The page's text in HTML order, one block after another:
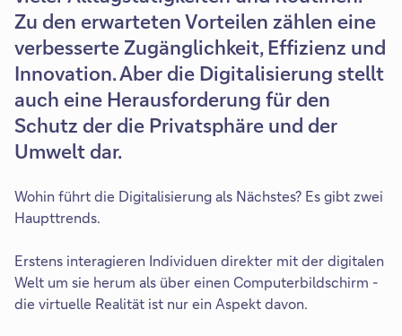
Zu den erwarteten Vorteilen zählen eine
verbesserte Zugänglichkeit, Effizienz und
Innovation. Aber die Digitalisierung stellt
auch eine Herausforderung für den
Schutz der die Privatsphäre und der
Umwelt dar.
Wohin führt die Digitalisierung als Nächstes? Es gibt zwei
Haupttrends.
Erstens interagieren Individuen direkter mit der digitalen
Welt um sie herum als über einen Computerbildschirm -
die virtuelle Realität ist nur ein Aspekt davon.